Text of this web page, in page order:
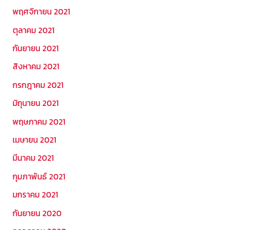
พฤศจิกายน 2021
ตุลาคม 2021
กันยายน 2021
สิงหาคม 2021
กรกฎาคม 2021
มิถุนายน 2021
พฤษภาคม 2021
เมษายน 2021
มีนาคม 2021
กุมภาพันธ์ 2021
มกราคม 2021
กันยายน 2020